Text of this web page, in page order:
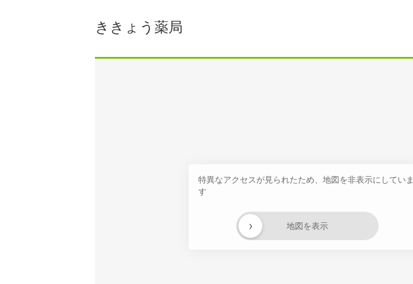
ききょう薬局
特異なアクセスが見られたため、地図を非表示にしていま
す
地図を表示
›